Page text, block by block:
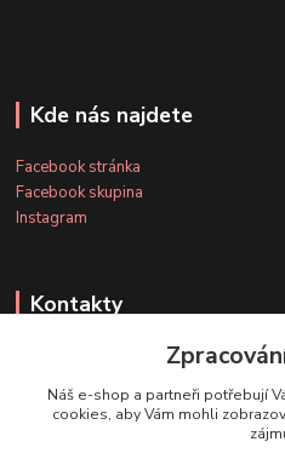
Kde nás najdete
Facebook stránka
Facebook skupina
Instagram
Kontakty
+420 607 163 127
(Po-Pá, 8-20 hod., So-Ne,
Náš e-shop a partneři potřebují
cookies, aby Vám mohli